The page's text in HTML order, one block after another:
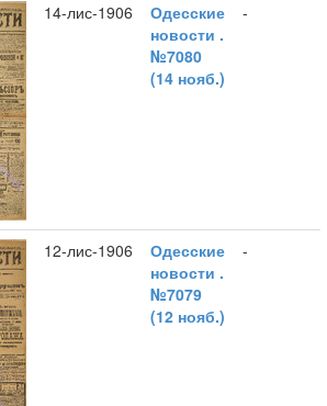
14-лис-1906
Одесские
новости .
№7080
(14 нояб.)
-
12-лис-1906
Одесские
новости .
№7079
(12 нояб.)
-